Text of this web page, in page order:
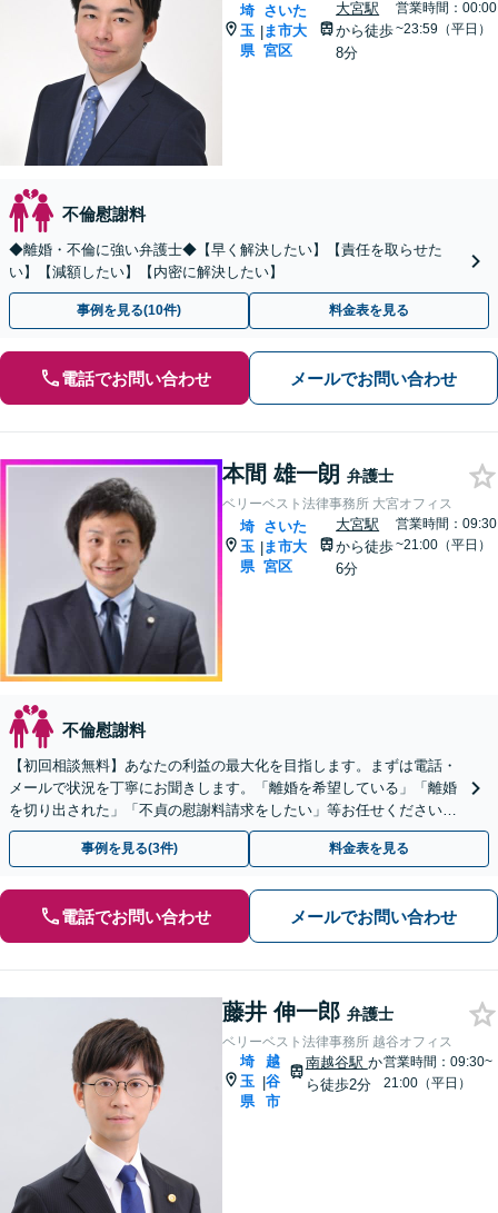
埼
玉
県
|
さいた
ま市大
宮区
大宮駅
から徒歩
8分
営業時間：00:00
~23:59（平日）
不倫慰謝料
◆離婚・不倫に強い弁護士◆【早く解決したい】【責任を取らせた
い】【減額したい】【内密に解決したい】
事例を見る(10件) 料金表を見る
電話でお問い合わせ メールでお問い合わせ
本間 雄一朗 弁護士
ベリーベスト法律事務所 大宮オフィス
埼
玉
県
|
さいた
ま市大
宮区
大宮駅
から徒歩
6分
営業時間：09:30
~21:00（平日）
不倫慰謝料
【初回相談無料】あなたの利益の最大化を目指します。まずは電話・
メールで状況を丁寧にお聞きします。「離婚を希望している」「離婚
を切り出された」「不貞の慰謝料請求をしたい」等お任せください。
【リーズナブルな料金設定】
事例を見る(3件) 料金表を見る
電話でお問い合わせ メールでお問い合わせ
藤井 伸一郎 弁護士
ベリーベスト法律事務所 越谷オフィス
埼
玉
県
|
越
谷
市
南越谷駅 か
ら徒歩2分
営業時間：09:30~
21:00（平日）